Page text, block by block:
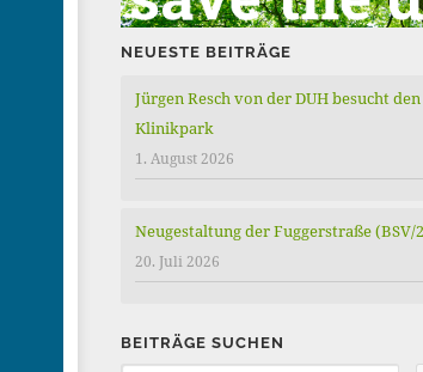
NEUESTE BEITRÄGE
Jürgen Resch von der DUH besucht
Klinikpark
1. August 2026
Neugestaltung der Fuggerstraße (BSV/
20. Juli 2026
BEITRÄGE SUCHEN